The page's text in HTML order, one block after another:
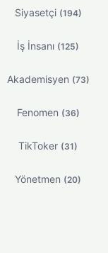
Siyasetçi (194)
İş İnsanı (125)
Akademisyen (73)
Fenomen (36)
TikToker (31)
Yönetmen (20)